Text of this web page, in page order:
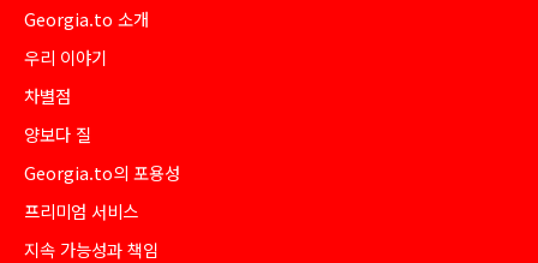
Georgia.to 소개
우리 이야기
차별점
양보다 질
Georgia.to의 포용성
프리미엄 서비스
지속 가능성과 책임